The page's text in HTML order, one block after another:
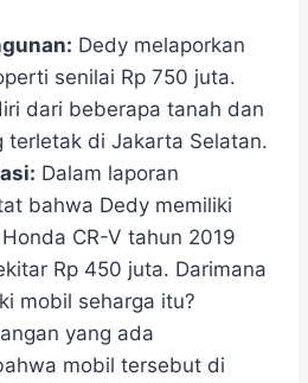
Dedy melaporkan
senilai Rp 750 juta.
dari beberapa tanah dan
terletak di Jakarta Selatan.
Dalam laporan
bahwa Dedy memiliki
CR-V tahun 2019
Rp 450 juta. Darimana
mobil seharga itu?
yang ada
mobil tersebut di